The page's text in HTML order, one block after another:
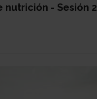
nutrición - Sesión 2